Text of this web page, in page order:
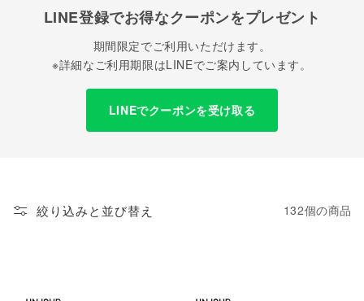
LINE登録でお得なクーポンをプレゼント
期間限定でご利用いただけます。
※詳細なご利用期限はLINEでご案内しています。
LINEでクーポンを受け取る
絞り込みと並び替え 132個の商品